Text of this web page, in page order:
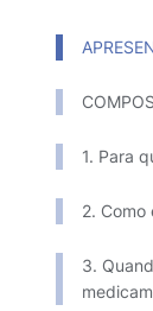
1. Para
2. Como
3.